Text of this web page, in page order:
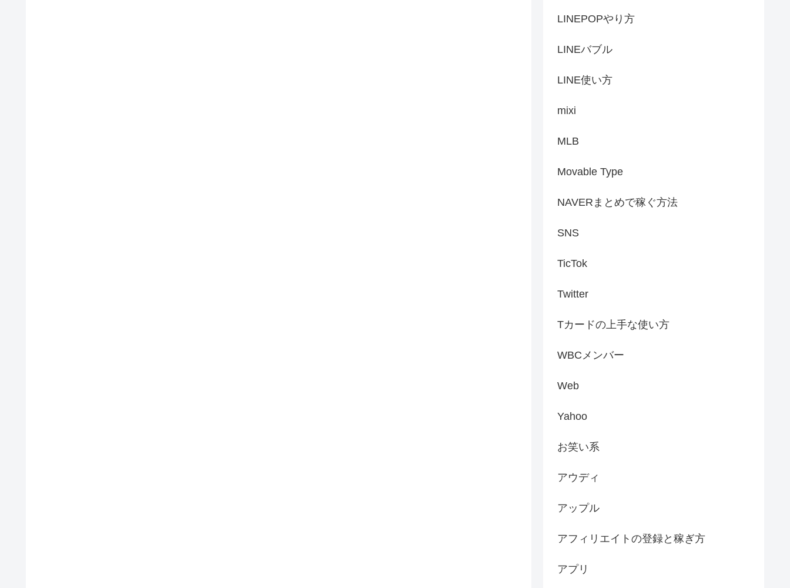
LINEPOPやり方
LINEバブル
LINE使い方
mixi
MLB
Movable Type
NAVERまとめで稼ぐ方法
SNS
TicTok
Twitter
Tカードの上手な使い方
WBCメンバー
Web
Yahoo
お笑い系
アウディ
アップル
アフィリエイトの登録と稼ぎ方
アプリ